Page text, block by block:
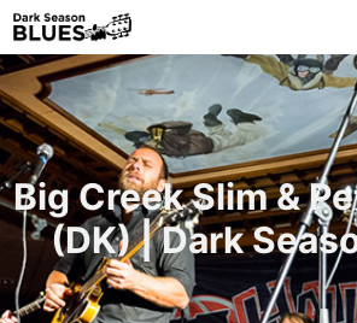
Hopp
til
innhold
Big Creek Slim &
(DK) | Dark